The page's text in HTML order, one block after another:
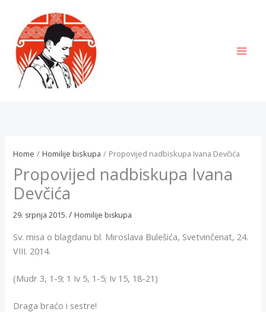
content
Home Homilije biskupa Propovijed nadbiskupa Ivana Devčića
Propovijed nadbiskupa Ivana
Devčića
29. srpnja 2015./ Homilije biskupa
Sv. misa o blagdanu bl. Miroslava Bulešića, Svetvinčenat, 24.
VIII. 2014.
(Mudr 3, 1-9; 1 Iv 5, 1-5; Iv 15, 18-21)
Draga braćo i sestre!